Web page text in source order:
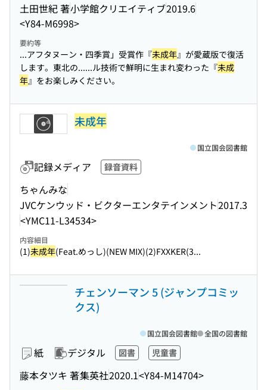
土田世紀 著小学館クリエイティブ2019.6
<Y84-M6998>
要約等
...アフタヌーン・四季賞」受賞作『未成年』が愛蔵版で復活
します。東北の......ル技術で鮮明に生まれ変わった『未成
年』をお楽しみください。
未成年
記録メディア 録音資料
ちゃんみな
JVCケンウッド・ビクターエンタテインメント2017.3
<YMC11-L34534>
国立国会図書館
内容細目
(1)未成年(Feat.めっし)(NEW MIX)(2)FXXKER(3...
チェンソーマン 5 (ジャンプコミッ
クス)
紙 デジタル 図書 児童書
藤本タツキ 著集英社2020.1<Y84-M14704>
国立国会図書館 全国の図書館